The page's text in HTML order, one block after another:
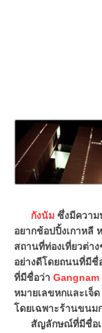
กังนัม ซึ่งมีความ
อยากช้อปปิ้งเกาหลี
สถานที่ท่องเที่ยวต่า
อย่างดีโดยถนนที่มีชื่
ที่มีชื่อว่า Gangnam
หมายเลขหกและเจ็
โดยเฉพาะร้านขนม
สัญลักษณ์ที่มีชื่อเ